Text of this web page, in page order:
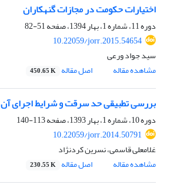
اختیارات حکومت در مجازات گنهکاران
دوره 11، شماره 1، بهار 1394، صفحه
51-82
10.22059/jorr.2015.54654
سید جواد ورعی
مشاهده مقاله
اصل مقاله 450.65 K
بررسی تطبیقی حد سرقت و شرایط اجرای آن
دوره 10، شماره 1، بهار 1393، صفحه
113-140
10.22059/jorr.2014.50791
غلامعلی قاسمی، نسرین کردنژاد
مشاهده مقاله
اصل مقاله 230.55 K